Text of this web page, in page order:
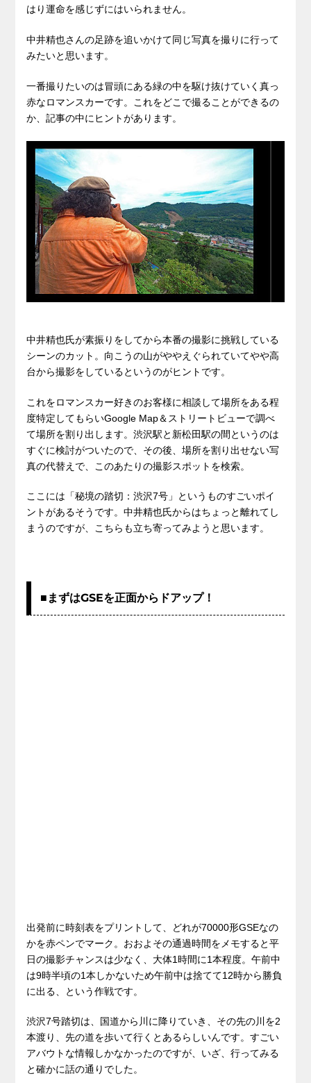
はり運命を感じずにはいられません。
中井精也さんの足跡を追いかけて同じ写真を撮りに行って
みたいと思います。
一番撮りたいのは冒頭にある緑の中を駆け抜けていく真っ
赤なロマンスカーです。これをどこで撮ることができるの
か、記事の中にヒントがあります。
中井精也氏が素振りをしてから本番の撮影に挑戦している
シーンのカット。向こうの山がややえぐられていてやや高
台から撮影をしているというのがヒントです。
これをロマンスカー好きのお客様に相談して場所をある程
度特定してもらいGoogle Map＆ストリートビューで調べ
て場所を割り出します。渋沢駅と新松田駅の間というのは
すぐに検討がついたので、その後、場所を割り出せない写
真の代替えで、このあたりの撮影スポットを検索。
ここには「秘境の踏切：渋沢7号」というものすごいポイ
ントがあるそうです。中井精也氏からはちょっと離れてし
まうのですが、こちらも立ち寄ってみようと思います。
■まずはGSEを正面からドアップ！
出発前に時刻表をプリントして、どれが70000形GSEなの
かを赤ペンでマーク。おおよその通過時間をメモすると平
日の撮影チャンスは少なく、大体1時間に1本程度。午前中
は9時半頃の1本しかないため午前中は捨てて12時から勝負
に出る、という作戦です。
渋沢7号踏切は、国道から川に降りていき、その先の川を2
本渡り、先の道を歩いて行くとあるらしいんです。すごい
アバウトな情報しかなかったのですが、いざ、行ってみる
と確かに話の通りでした。